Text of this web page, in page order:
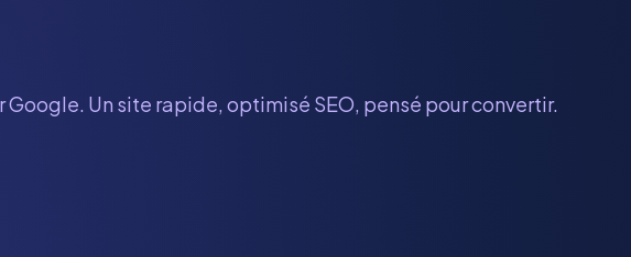
Google. Un site rapide, optimisé SEO, pensé pour convertir.